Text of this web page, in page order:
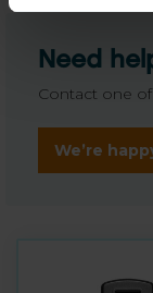
Need
Contact one
We’re